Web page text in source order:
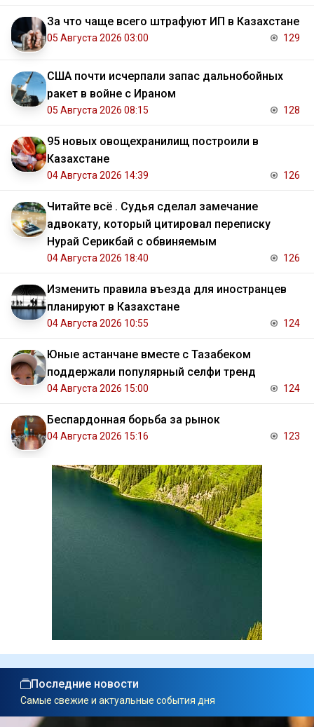
За что чаще всего штрафуют ИП в Казахстане
05 Августа 2026 03:00 129
США почти исчерпали запас дальнобойных
ракет в войне с Ираном
05 Августа 2026 08:15 128
95 новых овощехранилищ построили в
Казахстане
04 Августа 2026 14:39 126
Читайте всё . Судья сделал замечание
адвокату, который цитировал переписку
Нурай Серикбай с обвиняемым
04 Августа 2026 18:40 126
Изменить правила въезда для иностранцев
планируют в Казахстане
04 Августа 2026 10:55 124
Юные астанчане вместе с Тазабеком
поддержали популярный селфи тренд
04 Августа 2026 15:00 124
Беспардонная борьба за рынок
04 Августа 2026 15:16 123
Последние новости
Самые свежие и актуальные события дня